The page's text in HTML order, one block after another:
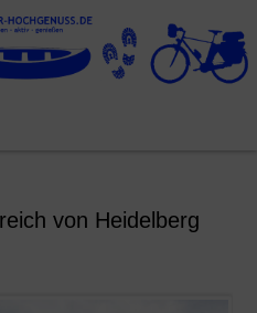
von Heidelberg